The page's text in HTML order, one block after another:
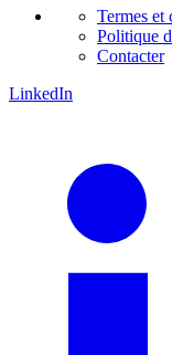
Termes et
Politique
Contacter
LinkedIn